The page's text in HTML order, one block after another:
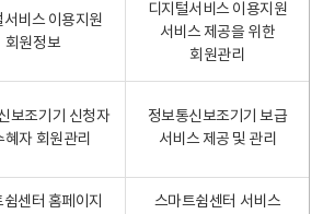
서비스 이용지원
회원정보
디지털서비스 이용지원
서비스 제공을 위한
회원관리
보조기기 신청자
혜자 회원관리
정보통신보조기기 보급
서비스 제공 및 관리
센터 홈페이지
스마트쉼센터 서비스